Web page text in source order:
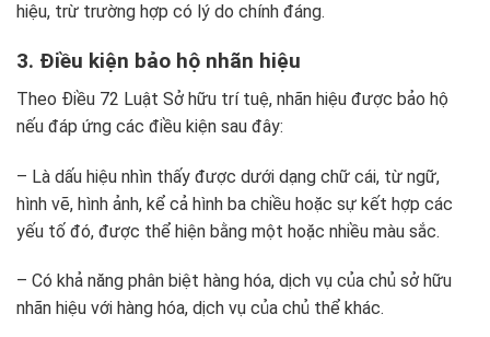
hiệu, trừ trường hợp có lý do chính đáng.
3. Điều kiện bảo hộ nhãn hiệu
Theo Điều 72 Luật Sở hữu trí tuệ, nhãn hiệu được bảo hộ
nếu đáp ứng các điều kiện sau đây:
– Là dấu hiệu nhìn thấy được dưới dạng chữ cái, từ ngữ,
hình vẽ, hình ảnh, kể cả hình ba chiều hoặc sự kết hợp các
yếu tố đó, được thể hiện bằng một hoặc nhiều màu sắc.
– Có khả năng phân biệt hàng hóa, dịch vụ của chủ sở hữu
nhãn hiệu với hàng hóa, dịch vụ của chủ thể khác.